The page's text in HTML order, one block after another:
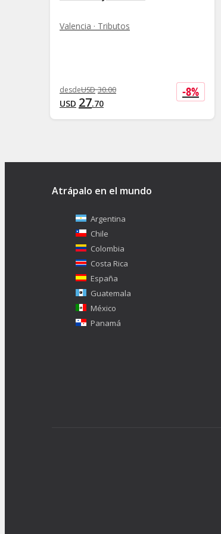
Valencia · Tributos
desdeUSD 30.00
USD 27.70
-8%
Atrápalo en el mundo
Argentina
Chile
Colombia
Costa Rica
España
Guatemala
México
Panamá